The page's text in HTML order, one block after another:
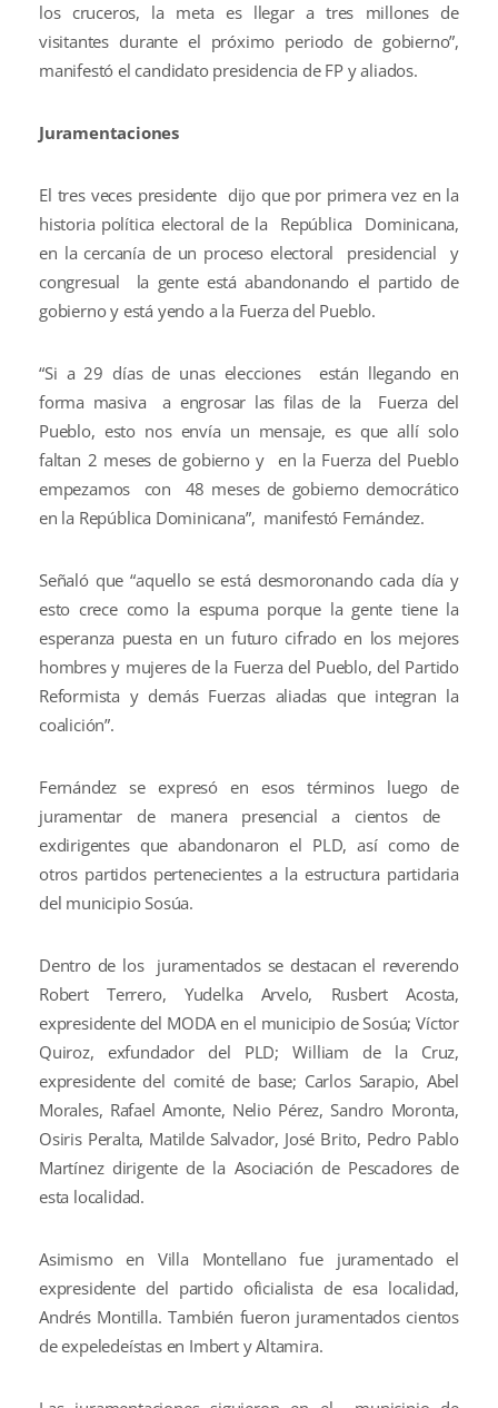
los cruceros, la meta es llegar a tres millones de
visitantes durante el próximo periodo de gobierno”,
manifestó el candidato presidencia de FP y aliados.
Juramentaciones
El tres veces presidente dijo que por primera vez en la
historia política electoral de la República Dominicana,
en la cercanía de un proceso electoral presidencial y
congresual la gente está abandonando el partido de
gobierno y está yendo a la Fuerza del Pueblo.
“Si a 29 días de unas elecciones están llegando en
forma masiva a engrosar las filas de la Fuerza del
Pueblo, esto nos envía un mensaje, es que allí solo
faltan 2 meses de gobierno y en la Fuerza del Pueblo
empezamos con 48 meses de gobierno democrático
en la República Dominicana”, manifestó Fernández.
Señaló que “aquello se está desmoronando cada día y
esto crece como la espuma porque la gente tiene la
esperanza puesta en un futuro cifrado en los mejores
hombres y mujeres de la Fuerza del Pueblo, del Partido
Reformista y demás Fuerzas aliadas que integran la
coalición”.
Fernández se expresó en esos términos luego de
juramentar de manera presencial a cientos de
exdirigentes que abandonaron el PLD, así como de
otros partidos pertenecientes a la estructura partidaria
del municipio Sosúa.
Dentro de los juramentados se destacan el reverendo
Robert Terrero, Yudelka Arvelo, Rusbert Acosta,
expresidente del MODA en el municipio de Sosúa; Víctor
Quiroz, exfundador del PLD; William de la Cruz,
expresidente del comité de base; Carlos Sarapio, Abel
Morales, Rafael Amonte, Nelio Pérez, Sandro Moronta,
Osiris Peralta, Matilde Salvador, José Brito, Pedro Pablo
Martínez dirigente de la Asociación de Pescadores de
esta localidad.
Asimismo en Villa Montellano fue juramentado el
expresidente del partido oficialista de esa localidad,
Andrés Montilla. También fueron juramentados cientos
de expeledeístas en Imbert y Altamira.